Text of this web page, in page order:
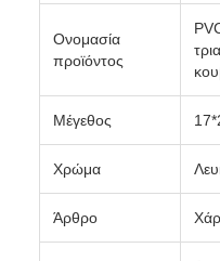
Ονομασία
προϊόντος
Μέγεθος
Χρώμα
Άρθρο